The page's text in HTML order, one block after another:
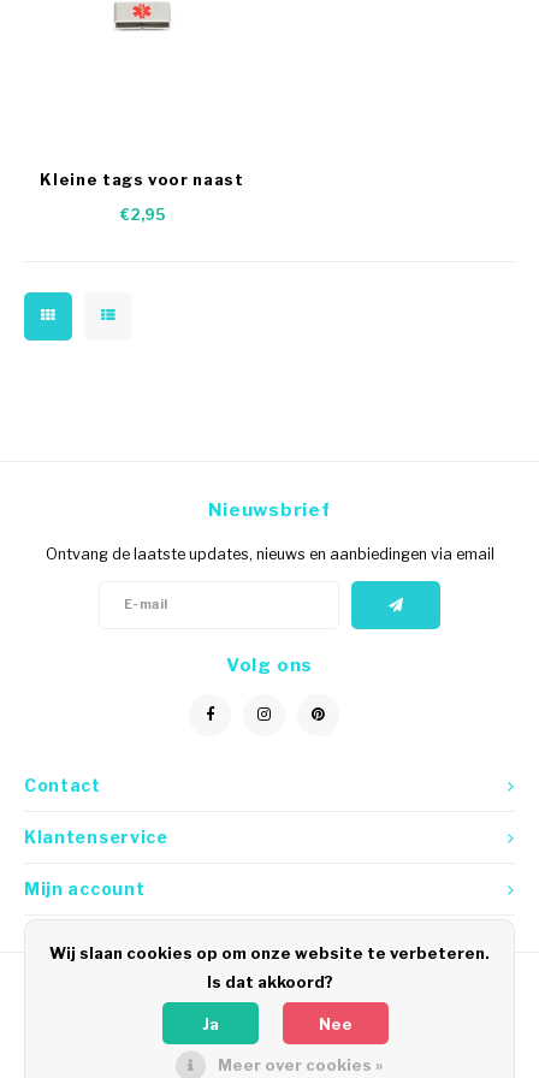
Kleine tags voor naast
€2,95
Contact
Nieuwsbrief
Ontvang de laatste updates, nieuws en aanbiedingen via email
Volg ons
Klantenservice
Mijn account
Wij slaan cookies op om onze website te verbeteren.
Is dat akkoord?
Ja Nee
Meer over cookies »